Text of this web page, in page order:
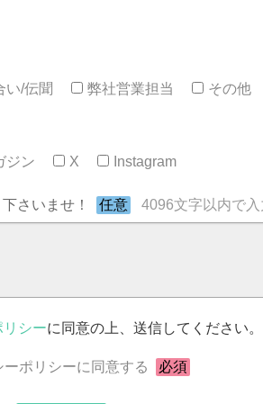
い/伝聞 弊社営業担当 その他
ジン X Instagram
さいませ！ 任意 4096文字以内で
リシーに同意の上、送信してください。
ーポリシーに同意する 必須